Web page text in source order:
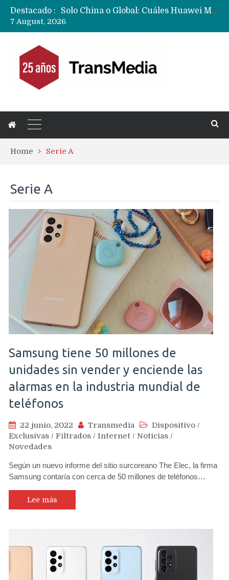
Destacado :
Data Centers de Huawei en Chile, México, Brasil,Perú y Argentina podrían verse afectados por arremetida de EE.UU
7 August, 2026
Home Serie A
Serie A
Samsung tiene 50 millones de
unidades sin vender y enciende las
alarmas en la industria mundial de
teléfonos
22 junio, 2022 Transmedia Dispositivo /
Exclusivas / Filtrados / Internet / Noticias /
Novedades
Según un nuevo informe del sitio surcoreano The Elec, la firma
Samsung contaría con cerca de 50 millones de teléfonos…
Lee más